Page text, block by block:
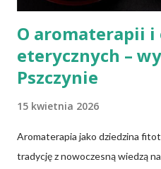
O aromaterapii i
eterycznych –
Pszczynie
15 kwietnia 2026
Aromaterapia jako dziedzina
tradycję z nowoczesną wiedzą